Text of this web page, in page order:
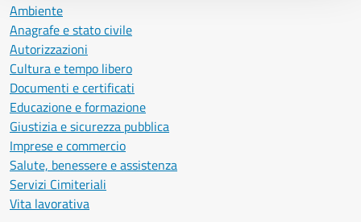
Ambiente
Anagrafe e stato civile
Autorizzazioni
Cultura e tempo libero
Documenti e certificati
Educazione e formazione
Giustizia e sicurezza pubblica
Imprese e commercio
Salute, benessere e assistenza
Servizi Cimiteriali
Vita lavorativa